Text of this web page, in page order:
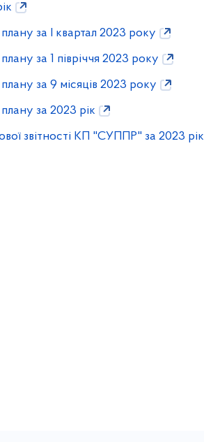
за І квартал 2023 року
за 1 півріччя 2023 року
за 9 місяців 2023 року
за 2023 рік
звітності КП "СУППР" за 2023 рік